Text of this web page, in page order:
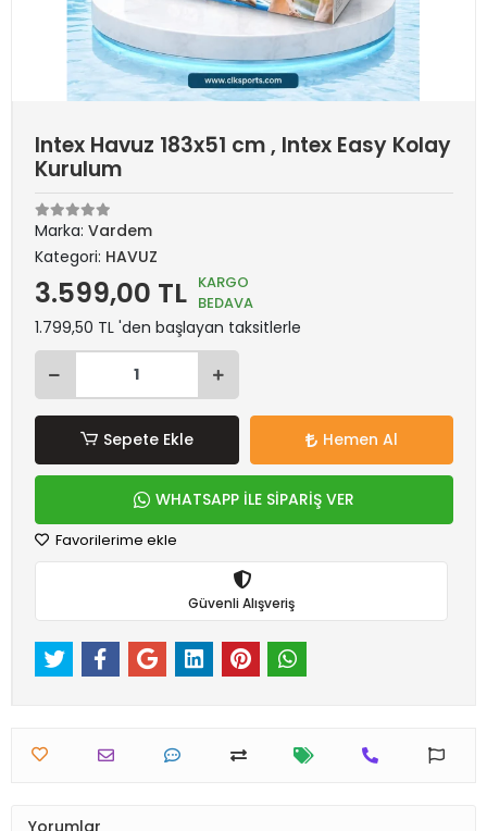
Intex Havuz 183x51 cm , Intex Easy Kolay
Kurulum
Marka: Vardem
Kategori: HAVUZ
3.599,00 TL KARGO
BEDAVA
1.799,50 TL 'den başlayan taksitlerle
Sepete Ekle Hemen Al
WHATSAPP İLE SİPARİŞ VER
Favorilerime ekle
Güvenli Alışveriş
Yorumlar